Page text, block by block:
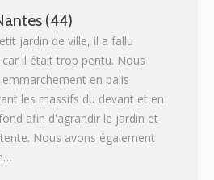
(44)
jardin de ville, il a fallu
il était trop pentu. Nous
en palis
les massifs du devant et en
afin d'agrandir le jardin et
Nous avons également